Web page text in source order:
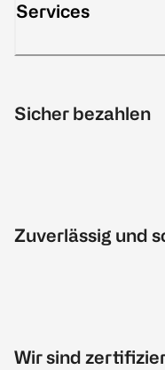
Services
Sicher bezahlen
Zuverlässig und
Wir sind